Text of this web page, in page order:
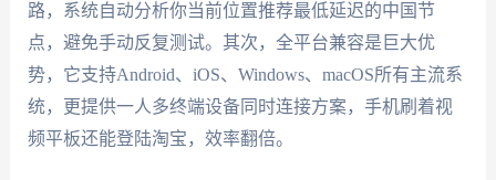
路，系统自动分析你当前位置推荐最低延迟的中国节
点，避免手动反复测试。其次，全平台兼容是巨大优
势，它支持Android、iOS、Windows、macOS所有主流系
统，更提供一人多终端设备同时连接方案，手机刷着视
频平板还能登陆淘宝，效率翻倍。